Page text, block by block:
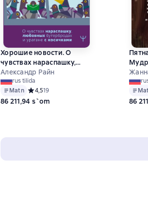
Хорошие новости. О
чувствах нараспашку,
любовных бутербродах и
урагане с косичками
Александр Райн
rus tilida
Matn Средний рейтинг 4,5 на основе 19 оценок
4,519
86 211,94 s`om
о
и
86